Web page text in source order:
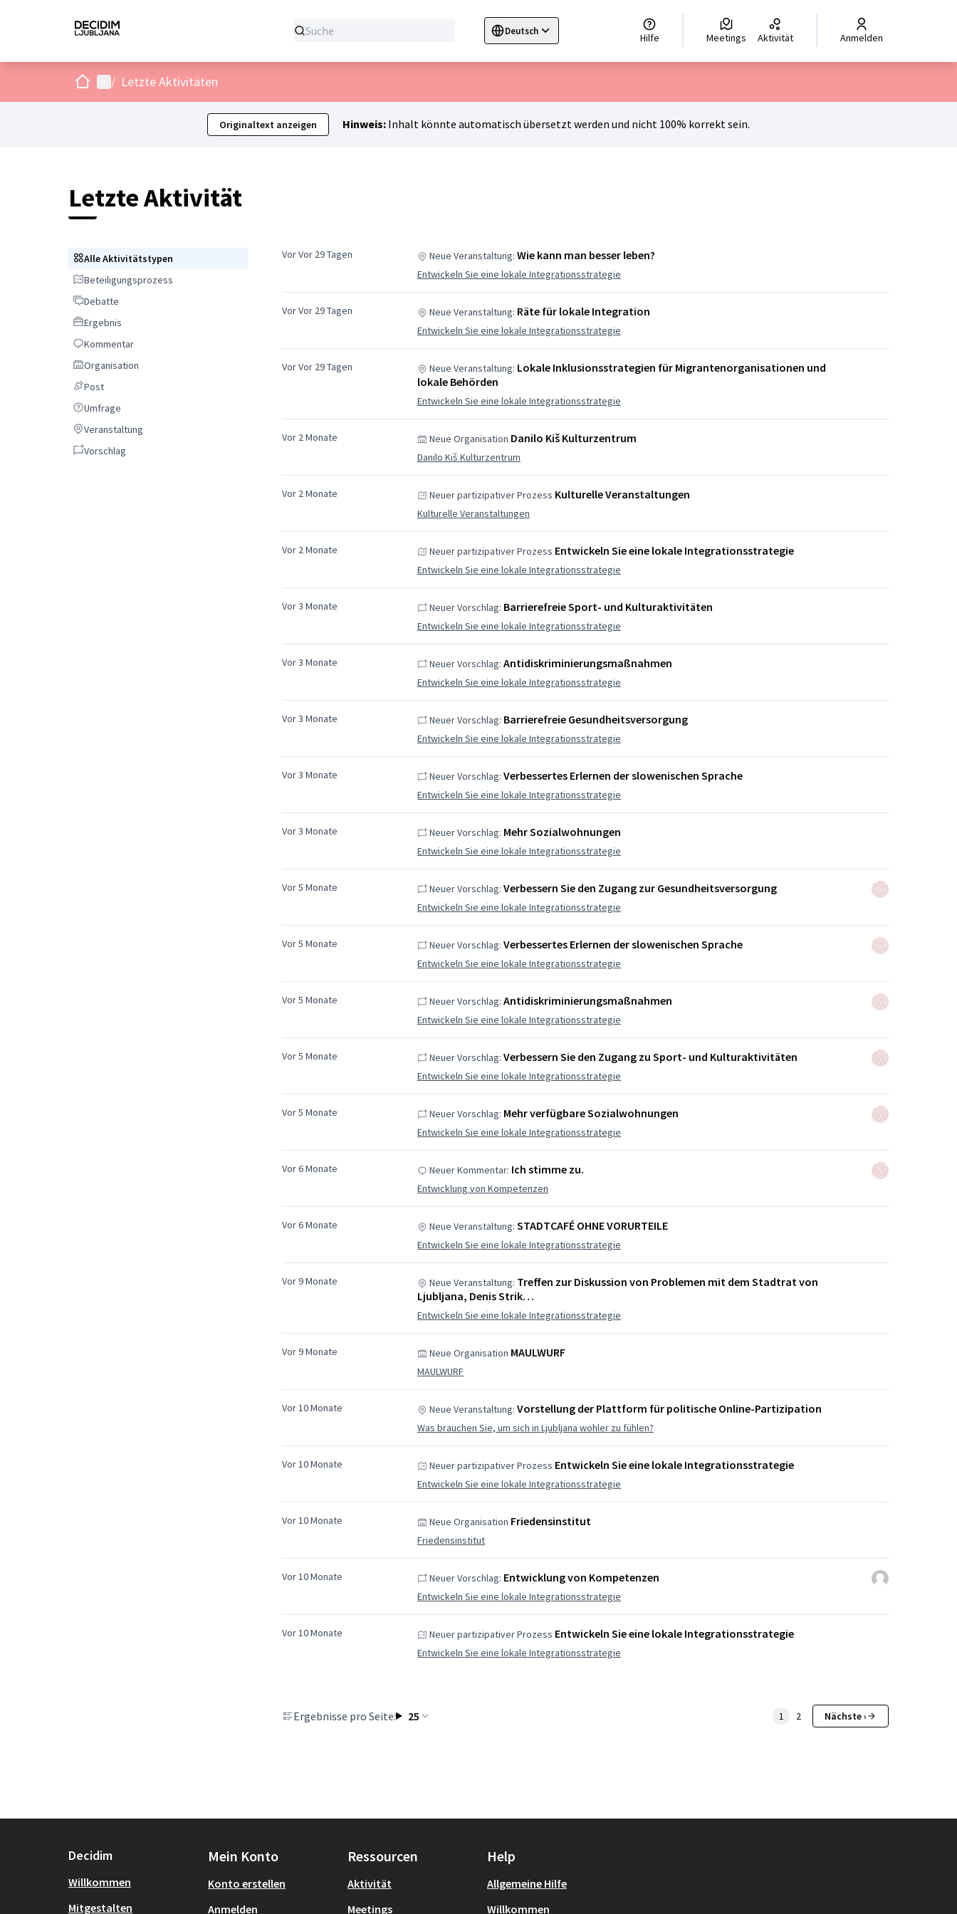
Deutsch
Sprache wählen Choisir la langue Scegli la linguaIzberi jezik Dil seçiniz
Hilfe Meetings Aktivität Anmelden
StartHauptmenü
/ Letzte Aktivitäten
Originaltext anzeigen Hinweis: Inhalt könnte automatisch übersetzt werden und nicht 100% korrekt sein.
Letzte Aktivität
Alle Aktivitätstypen
Alle Aktivitätstypen
Beteiligungsprozess
Beteiligungsprozess
Debatte
Debatte
Ergebnis
Ergebnis
Kommentar
Kommentar
Organisation
Organisation
PostPost
Umfrage
Umfrage
Veranstaltung
Veranstaltung
Vorschlag
Vorschlag
Vor Vor 29 Tagen Neue Veranstaltung: Wie kann man besser leben?
Entwickeln Sie eine lokale Integrationsstrategie
Vor Vor 29 Tagen Neue Veranstaltung: Räte für lokale Integration
Entwickeln Sie eine lokale Integrationsstrategie
Vor Vor 29 Tagen Neue Veranstaltung: Lokale Inklusionsstrategien für Migrantenorganisationen und
lokale Behörden
Entwickeln Sie eine lokale Integrationsstrategie
Vor 2 Monate Neue Organisation Danilo Kiš Kulturzentrum
Danilo Kiš Kulturzentrum
Vor 2 Monate Neuer partizipativer Prozess Kulturelle Veranstaltungen
Kulturelle Veranstaltungen
Vor 2 Monate Neuer partizipativer Prozess Entwickeln Sie eine lokale Integrationsstrategie
Entwickeln Sie eine lokale Integrationsstrategie
Vor 3 Monate Neuer Vorschlag: Barrierefreie Sport- und Kulturaktivitäten
Entwickeln Sie eine lokale Integrationsstrategie
Vor 3 Monate Neuer Vorschlag: Antidiskriminierungsmaßnahmen
Entwickeln Sie eine lokale Integrationsstrategie
Vor 3 Monate Neuer Vorschlag: Barrierefreie Gesundheitsversorgung
Entwickeln Sie eine lokale Integrationsstrategie
Vor 3 Monate Neuer Vorschlag: Verbessertes Erlernen der slowenischen Sprache
Entwickeln Sie eine lokale Integrationsstrategie
Vor 3 Monate Neuer Vorschlag: Mehr Sozialwohnungen
Entwickeln Sie eine lokale Integrationsstrategie
Vor 5 Monate Neuer Vorschlag: Verbessern Sie den Zugang zur Gesundheitsversorgung
Entwickeln Sie eine lokale Integrationsstrategie
Vor 5 Monate Neuer Vorschlag: Verbessertes Erlernen der slowenischen Sprache
Entwickeln Sie eine lokale Integrationsstrategie
Vor 5 Monate Neuer Vorschlag: Antidiskriminierungsmaßnahmen
Entwickeln Sie eine lokale Integrationsstrategie
Vor 5 Monate Neuer Vorschlag: Verbessern Sie den Zugang zu Sport- und Kulturaktivitäten
Entwickeln Sie eine lokale Integrationsstrategie
Vor 5 Monate Neuer Vorschlag: Mehr verfügbare Sozialwohnungen
Entwickeln Sie eine lokale Integrationsstrategie
Vor 6 Monate Neuer Kommentar: Ich stimme zu.
Entwicklung von Kompetenzen
Vor 6 Monate Neue Veranstaltung: STADTCAFÉ OHNE VORURTEILE
Entwickeln Sie eine lokale Integrationsstrategie
Vor 9 Monate Neue Veranstaltung: Treffen zur Diskussion von Problemen mit dem Stadtrat von
Ljubljana, Denis Strik…
Entwickeln Sie eine lokale Integrationsstrategie
Vor 9 Monate Neue Organisation MAULWURF
MAULWURF
Vor 10 Monate Neue Veranstaltung: Vorstellung der Plattform für politische Online-Partizipation
Was brauchen Sie, um sich in Ljubljana wohler zu fühlen?
Vor 10 Monate Neuer partizipativer Prozess Entwickeln Sie eine lokale Integrationsstrategie
Entwickeln Sie eine lokale Integrationsstrategie
Vor 10 Monate Neue Organisation Friedensinstitut
Friedensinstitut
Vor 10 Monate Neuer Vorschlag: Entwicklung von Kompetenzen
Entwickeln Sie eine lokale Integrationsstrategie
Vor 10 Monate Neuer partizipativer Prozess Entwickeln Sie eine lokale Integrationsstrategie
Entwickeln Sie eine lokale Integrationsstrategie
Ergebnisse pro Seite: 25 1 2 Nächste ›
Decidim
Willkommen
Mitgestalten
Mein Konto
Konto erstellen
Anmelden
Ressourcen
Aktivität
Meetings
Help
Allgemeine Hilfe
Willkommen